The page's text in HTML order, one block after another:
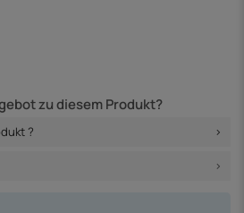
zu diesem Produkt?
?